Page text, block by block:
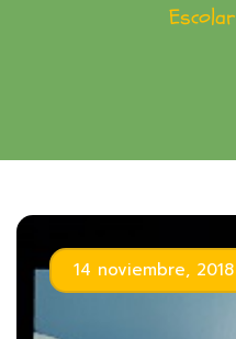
Escolar
14 noviembre, 2018